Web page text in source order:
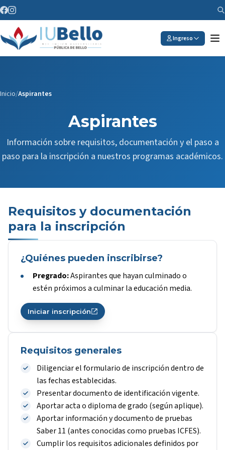
Ingreso
Inicio/Aspirantes
Aspirantes
Información sobre requisitos, documentación y el paso a
paso para la inscripción a nuestros programas académicos.
Requisitos y documentación
para la inscripción
¿Quiénes pueden inscribirse?
Pregrado:Aspirantes que hayan culminado o
estén próximos a culminar la educación media.
Iniciar inscripción
Requisitos generales
Diligenciar el formulario de inscripción dentro de
las fechas establecidas.
Presentar documento de identificación vigente.
Aportar acta o diploma de grado (según aplique).
Aportar información y documento de pruebas
Saber 11 (antes conocidas como pruebas ICFES).
Cumplir los requisitos adicionales definidos por